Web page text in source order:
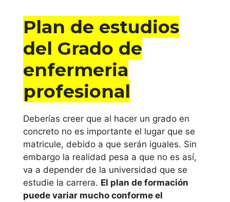
Universidad
Pública de
Navarra
Comunidad
Valenciana
Universidad de
Alicante
Universitat
Jaume I de
Castellón
Plan de estudios
del Grado de
enfermeria
profesional
Deberías creer que al hacer un grado en
concreto no es importante el lugar que se
matricule, debido a que serán iguales. Sin
embargo la realidad pesa a que no es así,
va a depender de la universidad que se
estudie la carrera. El plan de formación
puede variar mucho conforme el